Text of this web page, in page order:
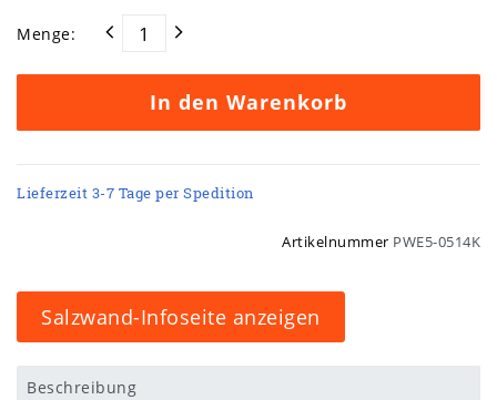
Menge:
In den Warenkorb
Lieferzeit 3-7 Tage per Spedition
Artikelnummer PWE5-0514K
Salzwand-Infoseite anzeigen
Beschreibung